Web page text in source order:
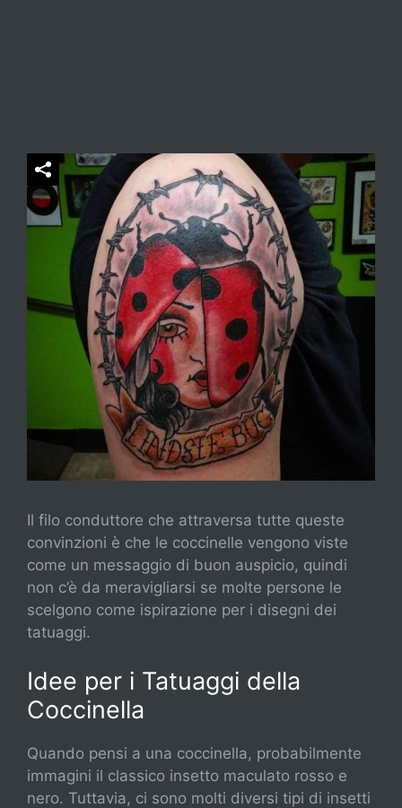
Il filo conduttore che attraversa tutte queste
convinzioni è che le coccinelle vengono viste
come un messaggio di buon auspicio, quindi
non c’è da meravigliarsi se molte persone le
scelgono come ispirazione per i disegni dei
tatuaggi.
Idee per i Tatuaggi della
Coccinella
Quando pensi a una coccinella, probabilmente
immagini il classico insetto maculato rosso e
nero. Tuttavia, ci sono molti diversi tipi di insetti